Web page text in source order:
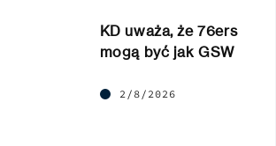
KD uważa, że 76ers
mogą być jak GSW
2/8/2026